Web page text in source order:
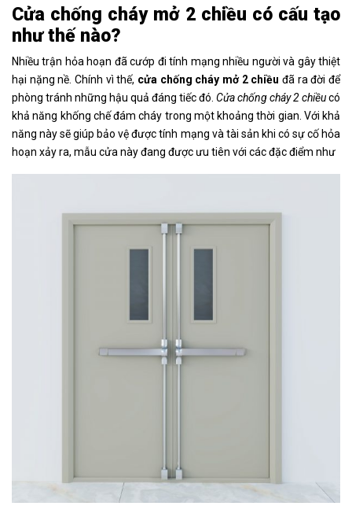
Cửa chống cháy mở 2 chiều có cấu tạo
như thế nào?
Nhiều trận hỏa hoạn đã cướp đi tính mạng nhiều người và gây thiệt
hại nặng nề. Chính vì thế, cửa chống cháy mở 2 chiều đã ra đời để
phòng tránh những hậu quả đáng tiếc đó. Cửa chống cháy 2 chiềucó
khả năng khống chế đám cháy trong một khoảng thời gian. Với khả
năng này sẽ giúp bảo vệ được tính mạng và tài sản khi có sự cố hỏa
hoạn xảy ra, mẫu cửa này đang được ưu tiên với các đặc điểm như